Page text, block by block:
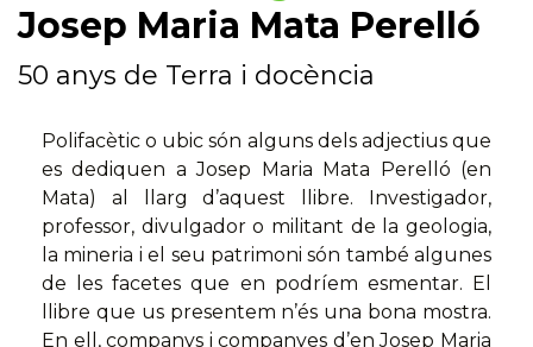
Josep Maria Mata Perelló
50 anys de Terra i docència
Polifacètic o ubic són alguns dels adjectius que
es dediquen a Josep Maria Mata Perelló (en
Mata) al llarg d’aquest llibre. Investigador,
professor, divulgador o militant de la geologia,
la mineria i el seu patrimoni són també algunes
de les facetes que en podríem esmentar. El
llibre que us presentem n’és una bona mostra.
En ell, companys i companyes d’en Josep Maria